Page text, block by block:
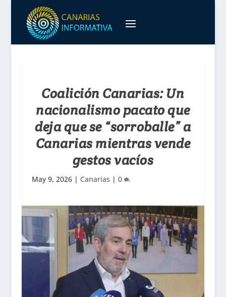
Coalición Canarias: Un
nacionalismo pacato que
deja que se “sorroballe” a
Canarias mientras vende
gestos vacíos
May 9, 2026| Canarias | 0